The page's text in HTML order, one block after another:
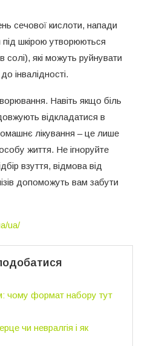
сечової кислоти, напади
шкірою утворюються
солі), які можуть руйнувати
інвалідності.
Навіть якщо біль
відкладатися в
лікування – це лише
життя. Не ігноруйте
взуття, відмова від
допоможуть вам забути
ua/
чому формат набору тут
чи невралгія і як